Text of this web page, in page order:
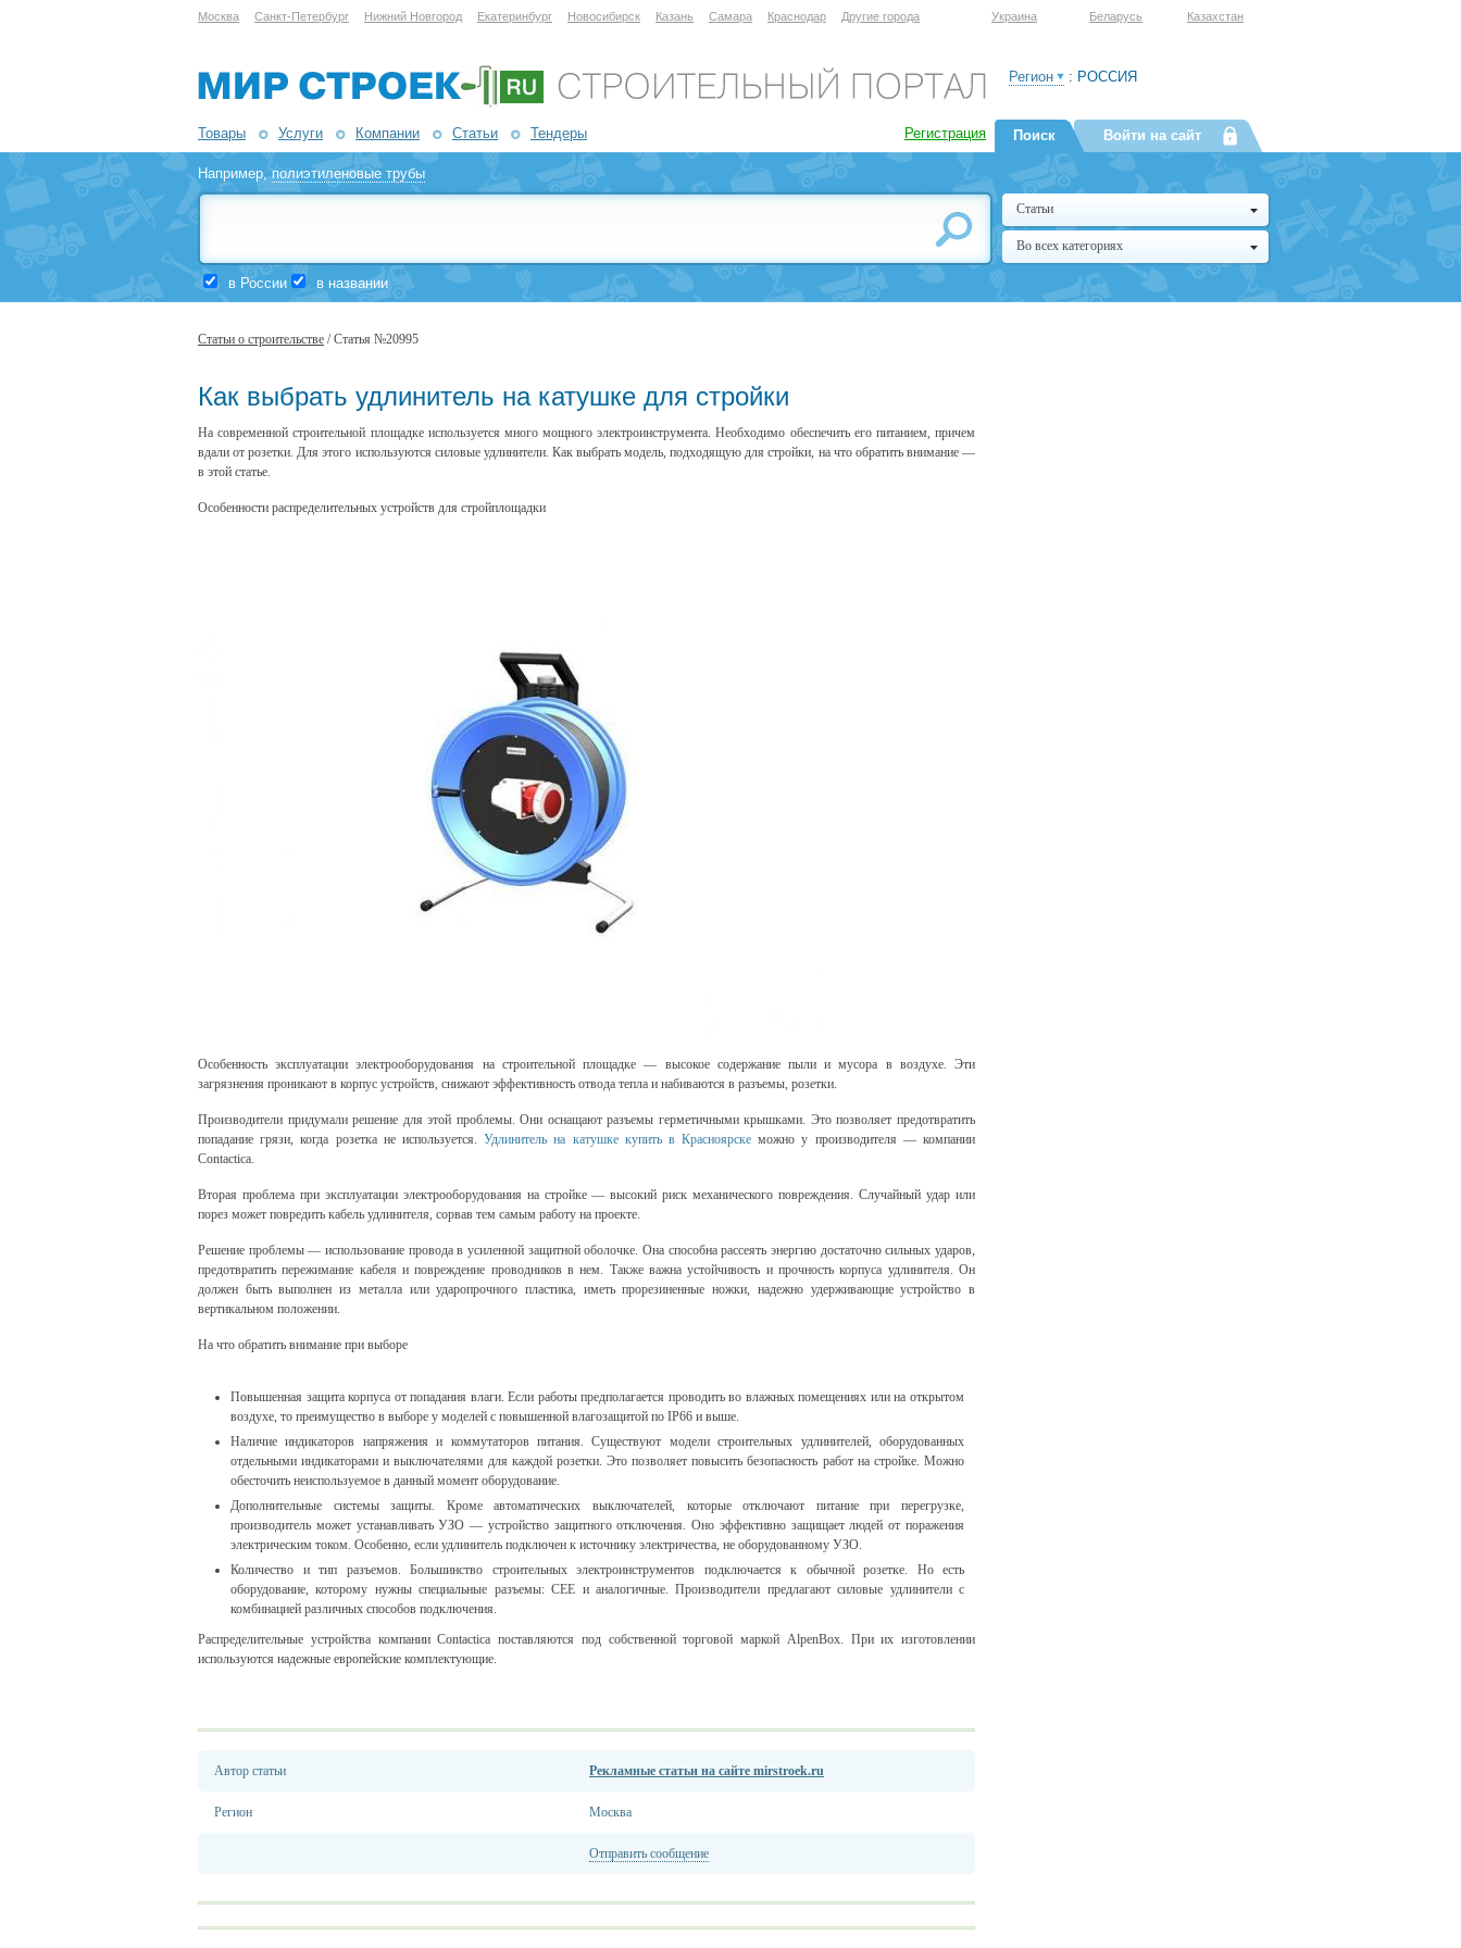
Москва Санкт-Петербург Нижний Новгород Екатеринбург Новосибирск Казань Самара Краснодар Другие города Украина Беларусь Казахстан
Товары Услуги Компании Статьи Тендеры Регистрация
Регион : РОССИЯ
Например,полиэтиленовые трубы
в России в названии
Поиск Войти на сайт
Статьи
Во всех категориях
Статьи о строительстве / Статья №20995
Как выбрать удлинитель на катушке для стройки
На современной строительной площадке используется много мощного электроинструмента. Необходимо обеспечить его питанием, причем
вдали от розетки. Для этого используются силовые удлинители. Как выбрать модель, подходящую для стройки, на что обратить внимание —
в этой статье.
Особенности распределительных устройств для стройплощадки
Особенность эксплуатации электрооборудования на строительной площадке — высокое содержание пыли и мусора в воздухе. Эти
загрязнения проникают в корпус устройств, снижают эффективность отвода тепла и набиваются в разъемы, розетки.
Производители придумали решение для этой проблемы. Они оснащают разъемы герметичными крышками. Это позволяет предотвратить
попадание грязи, когда розетка не используется.Удлинитель на катушке купить в Красноярске можно у производителя — компании
Contactica.
Вторая проблема при эксплуатации электрооборудования на стройке — высокий риск механического повреждения. Случайный удар или
порез может повредить кабель удлинителя, сорвав тем самым работу на проекте.
Решение проблемы — использование провода в усиленной защитной оболочке. Она способна рассеять энергию достаточно сильных ударов,
предотвратить пережимание кабеля и повреждение проводников в нем. Также важна устойчивость и прочность корпуса удлинителя. Он
должен быть выполнен из металла или ударопрочного пластика, иметь прорезиненные ножки, надежно удерживающие устройство в
вертикальном положении.
На что обратить внимание при выборе
Повышенная защита корпуса от попадания влаги. Если работы предполагается проводить во влажных помещениях или на открытом
воздухе, то преимущество в выборе у моделей с повышенной влагозащитой по IP66 и выше.
Наличие индикаторов напряжения и коммутаторов питания. Существуют модели строительных удлинителей, оборудованных
отдельными индикаторами и выключателями для каждой розетки. Это позволяет повысить безопасность работ на стройке. Можно
обесточить неиспользуемое в данный момент оборудование.
Дополнительные системы защиты. Кроме автоматических выключателей, которые отключают питание при перегрузке,
производитель может устанавливать УЗО — устройство защитного отключения. Оно эффективно защищает людей от поражения
электрическим током. Особенно, если удлинитель подключен к источнику электричества, не оборудованному УЗО.
Количество и тип разъемов. Большинство строительных электроинструментов подключается к обычной розетке. Но есть
оборудование, которому нужны специальные разъемы: CEE и аналогичные. Производители предлагают силовые удлинители с
комбинацией различных способов подключения.
Распределительные устройства компании Contactica поставляются под собственной торговой маркой AlpenBox. При их изготовлении
используются надежные европейские комплектующие.
Автор статьи Рекламные статьи на сайте mirstroek.ru
Регион Москва
Отправить сообщение